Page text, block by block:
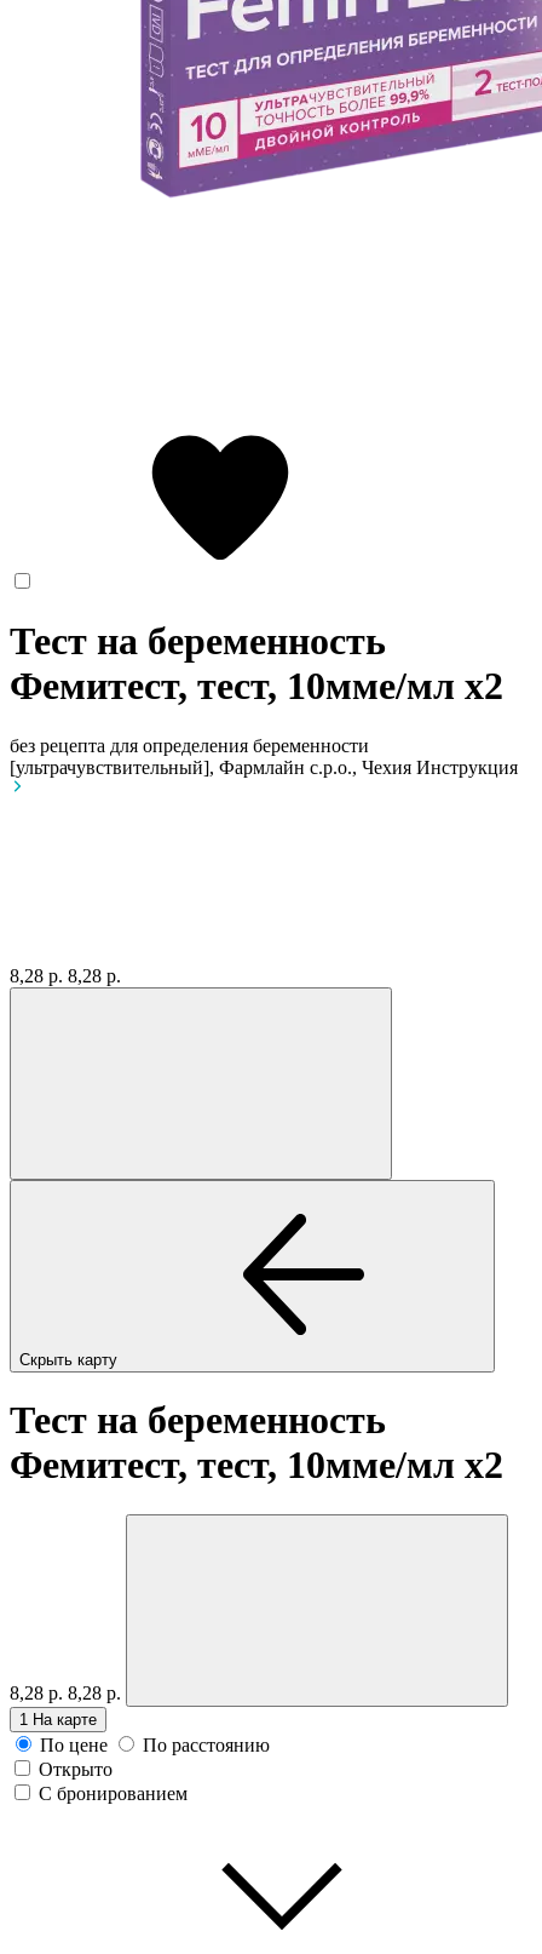
Тест на беременность
Фемитест, тест, 10мме/мл x2
без рецепта для определения беременности
[ультрачувствительный], Фармлайн с.р.о., Чехия Инструкция
8,28 р. 8,28 р.
Скрыть карту
Тест на беременность
Фемитест, тест, 10мме/мл x2
8,28 р. 8,28 р.
1 На карте
По цене
По расстоянию
Открыто
С бронированием